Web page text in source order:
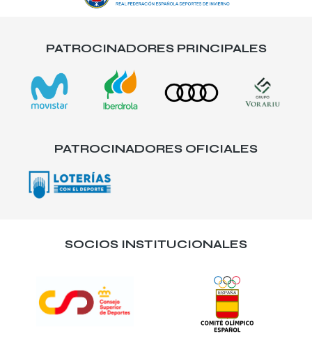
PATROCINADORES PRINCIPALES
PATROCINADORES OFICIALES
SOCIOS INSTITUCIONALES